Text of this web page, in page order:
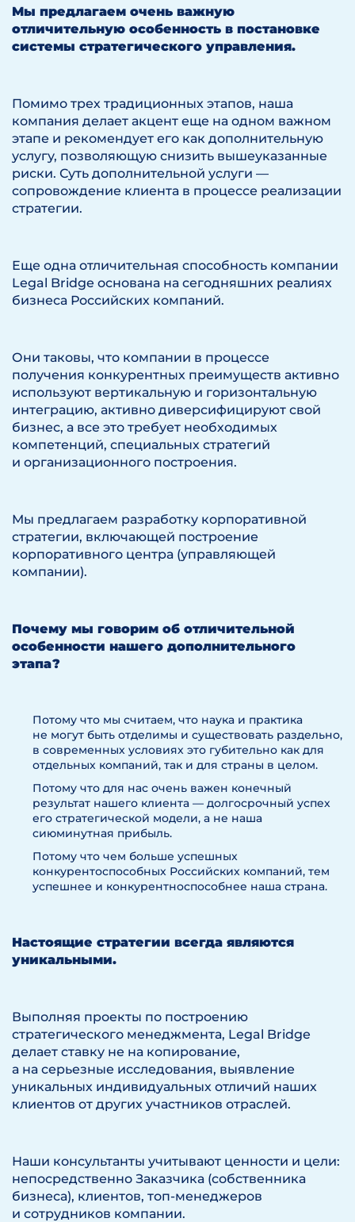
Мы предлагаем очень важную
отличительную особенность в постановке
системы стратегического управления.
Помимо трех традиционных этапов, наша
компания делает акцент еще на одном важном
этапе и рекомендует его как дополнительную
услугу, позволяющую снизить вышеуказанные
риски. Суть дополнительной услуги —
сопровождение клиента в процессе реализации
стратегии.
Еще одна отличительная способность компании
Legal Bridge основана на сегодняшних реалиях
бизнеса Российских компаний.
Они таковы, что компании в процессе
получения конкурентных преимуществ активно
используют вертикальную и горизонтальную
интеграцию, активно диверсифицируют свой
бизнес, а все это требует необходимых
компетенций, специальных стратегий
и организационного построения.
Мы предлагаем разработку корпоративной
стратегии, включающей построение
корпоративного центра (управляющей
компании).
Почему мы говорим об отличительной
особенности нашего дополнительного
этапа?
Потому что мы считаем, что наука и практика
не могут быть отделимы и существовать раздельно,
в современных условиях это губительно как для
отдельных компаний, так и для страны в целом.
Потому что для нас очень важен конечный
результат нашего клиента — долгосрочный успех
его стратегической модели, а не наша
сиюминутная прибыль.
Потому что чем больше успешных
конкурентоспособных Российских компаний, тем
успешнее и конкурентноспособнее наша страна.
Настоящие стратегии всегда являются
уникальными.
Выполняя проекты по построению
стратегического менеджмента, Legal Bridge
делает ставку не на копирование,
а на серьезные исследования, выявление
уникальных индивидуальных отличий наших
клиентов от других участников отраслей.
Наши консультанты учитывают ценности и цели:
непосредственно Заказчика (собственника
бизнеса), клиентов, топ-менеджеров
и сотрудников компании.